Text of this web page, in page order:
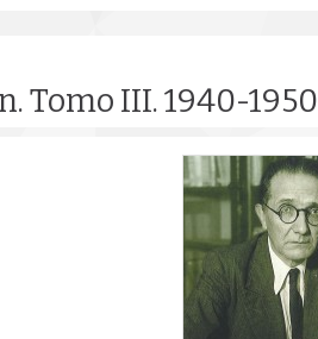
Tomo III. 1940-1950